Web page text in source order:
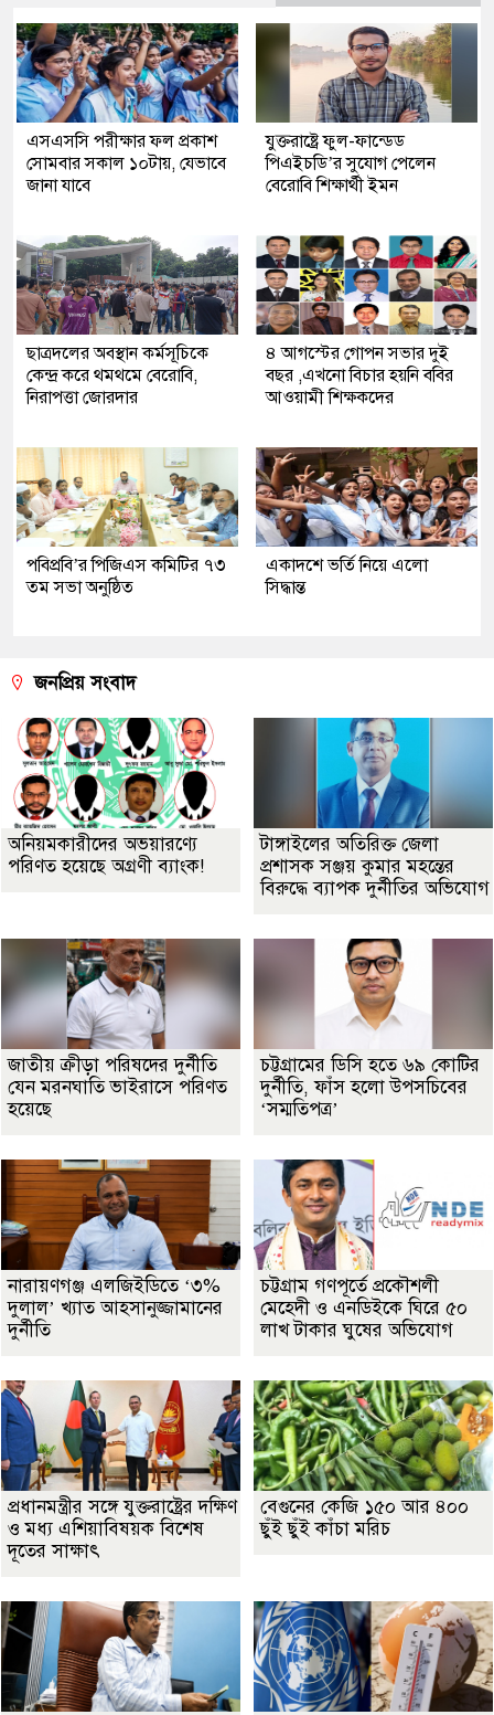
এসএসসি পরীক্ষার ফল প্রকাশ
সোমবার সকাল ১০টায়, যেভাবে
জানা যাবে
যুক্তরাষ্ট্রে ফুল-ফান্ডেড
পিএইচডি’র সুযোগ পেলেন
বেরোবি শিক্ষার্থী ইমন
ছাত্রদলের অবস্থান কর্মসূচিকে
কেন্দ্র করে থমথমে বেরোবি,
নিরাপত্তা জোরদার
৪ আগস্টের গোপন সভার দুই
বছর ,এখনো বিচার হয়নি ববির
আওয়ামী শিক্ষকদের
পবিপ্রবি’র পিজিএস কমিটির ৭৩
তম সভা অনুষ্ঠিত
একাদশে ভর্তি নিয়ে এলো
সিদ্ধান্ত
জনপ্রিয় সংবাদ
অনিয়মকারীদের অভয়ারণ্যে
পরিণত হয়েছে অগ্রণী ব্যাংক!
টাঙ্গাইলের অতিরিক্ত জেলা
প্রশাসক সঞ্জয় কুমার মহন্তের
বিরুদ্ধে ব্যাপক দুর্নীতির অভিযোগ
জাতীয় ক্রীড়া পরিষদের দুর্নীতি
যেন মরনঘাতি ভাইরাসে পরিণত
হয়েছে
চট্টগ্রামের ডিসি হতে ৬৯ কোটির
দুর্নীতি, ফাঁস হলো উপসচিবের
‘সম্মতিপত্র’
নারায়ণগঞ্জ এলজিইডিতে ‘৩%
দুলাল’ খ্যাত আহসানুজ্জামানের
দুর্নীতি
চট্টগ্রাম গণপূর্তে প্রকৌশলী
মেহেদী ও এনডিইকে ঘিরে ৫০
লাখ টাকার ঘুষের অভিযোগ
প্রধানমন্ত্রীর সঙ্গে যুক্তরাষ্ট্রের দক্ষিণ
ও মধ্য এশিয়াবিষয়ক বিশেষ
দূতের সাক্ষাৎ
বেগুনের কেজি ১৫০ আর ৪০০
ছুঁই ছুঁই কাঁচা মরিচ